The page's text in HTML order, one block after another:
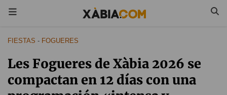
FIESTAS - FOGUERES
Les Fogueres de Xàbia 2026 se
compactan en 12 días con una